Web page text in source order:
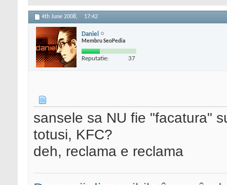
4th June 2008, 17:42
Daniel
Membru SeoPedia
Reputatie: 37
sansele sa NU fie "facatura"
totusi, KFC?
deh, reclama e reclama